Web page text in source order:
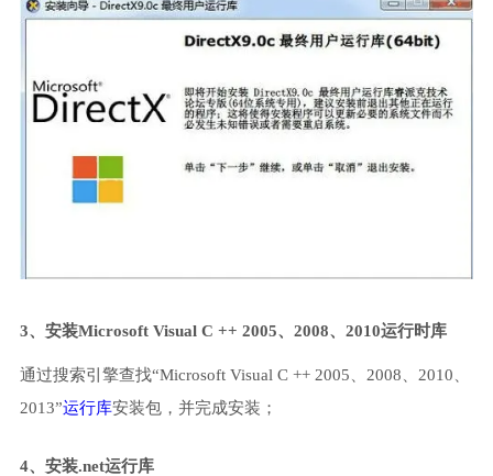
3、安装Microsoft Visual C ++ 2005、2008、2010运行时库
通过搜索引擎查找“Microsoft Visual C ++ 2005、2008、2010、
2013”运行库安装包，并完成安装；
4、安装.net运行库